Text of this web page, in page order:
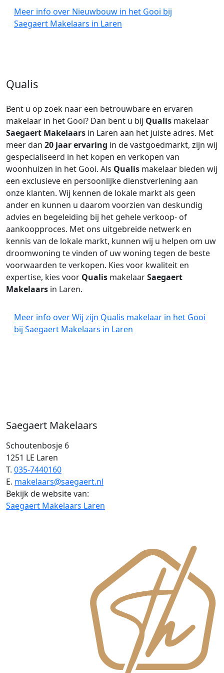
Saegaert Makelaars
Schoutenbosje 6
1251 LE Laren
T. 035-7440160
E. makelaars@saegaert.nl
Bekijk de website van:
Saegaert Makelaars Laren
Meer info over Nieuwbouw in het Gooi bij
Saegaert Makelaars in Laren
Qualis
Bent u op zoek naar een betrouwbare en ervaren
makelaar in het Gooi? Dan bent u bij Qualis makelaar
Saegaert Makelaars in Laren aan het juiste adres. Met
meer dan 20 jaar ervaring in de vastgoedmarkt, zijn wij
gespecialiseerd in het kopen en verkopen van
woonhuizen in het Gooi. Als Qualis makelaar bieden wij
een exclusieve en persoonlijke dienstverlening aan
onze klanten. Wij kennen de lokale markt als geen
ander en kunnen u daarom voorzien van deskundig
advies en begeleiding bij het gehele verkoop- of
aankoopproces. Met ons uitgebreide netwerk en
kennis van de lokale markt, kunnen wij u helpen om uw
droomwoning te vinden of uw woning tegen de beste
voorwaarden te verkopen. Kies voor kwaliteit en
expertise, kies voor Qualis makelaarSaegaert
Makelaars in Laren.
Meer info over Wij zijn Qualis makelaar in het Gooi
bij Saegaert Makelaars in Laren